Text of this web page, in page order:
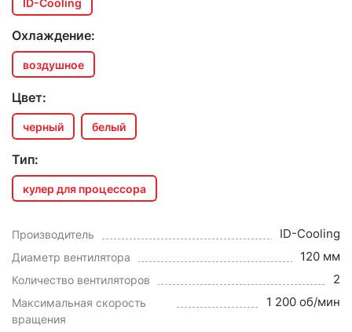
Охлаждение:
воздушное
Цвет:
черный белый
Тип:
кулер для процессора
Производитель ID-Cooling
Диаметр вентилятора 120 мм
Количество вентиляторов 2
Максимальная скорость
вращения
1 200 об/мин